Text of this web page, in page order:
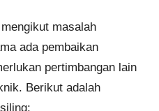
masalah
ada pembaikan
pertimbangan lain
Berikut adalah